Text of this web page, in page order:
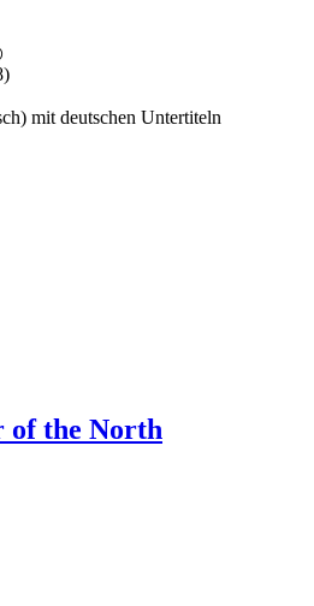
mit deutschen Untertiteln
of the North